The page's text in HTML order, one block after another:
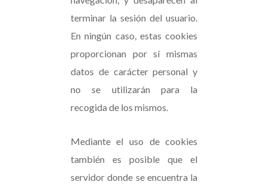
terminar la sesión del usuario.
En ningún caso, estas cookies
proporcionan por sí mismas
datos de carácter personal y
no se utilizarán para la
recogida de los mismos.
Mediante el uso de cookies
también es posible que el
servidor donde se encuentra la